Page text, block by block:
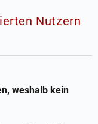
Nutzern
weshalb kein